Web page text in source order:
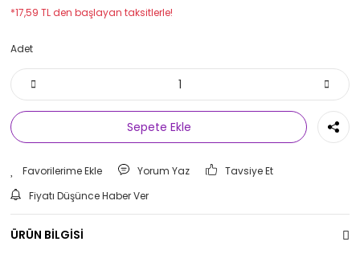
*17,59 TL den başlayan taksitlerle!
Adet
Sepete Ekle
Yorum Yaz
Tavsiye Et
Fiyatı Düşünce Haber Ver
ÜRÜN BİLGİSİ